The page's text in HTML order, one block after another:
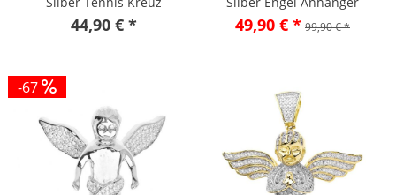
44,90 € * 49,90 € * 99,90 € *
-67